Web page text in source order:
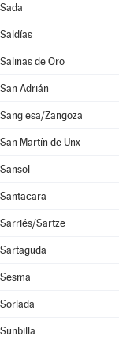
Sada
Saldías
Salinas de Oro
San Adrián
Sang esa/Zangoza
San Martín de Unx
Sansol
Santacara
Sarriés/Sartze
Sartaguda
Sesma
Sorlada
Sunbilla